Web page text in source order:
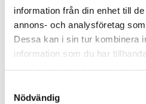
information från din enhet till
annons- och analysföretag
Dessa kan i sin tur kombinera
information som du har
Nödvändig
Ditt samtycke gäller för
spolbil.se
Ändra ditt medgivande